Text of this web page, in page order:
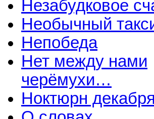
Незабудковое
Необычный
Непобеда
Нет между нами
черёмухи…
Ноктюрн